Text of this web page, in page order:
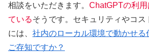
相談をいただきます。 ChatGPTの利
ているそうです。セキュリティやコス
には、 社内のローカル環境で動かせる
ご存知ですか？